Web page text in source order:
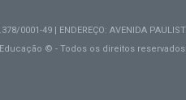
0001-49 | ENDEREÇO: AVENIDA
© - Todos os direitos reservados